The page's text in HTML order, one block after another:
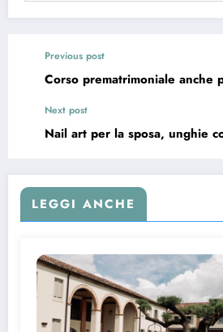
Previous post
Corso prematrimoniale anche
Next post
Nail art per la sposa, unghie
LEGGI ANCHE